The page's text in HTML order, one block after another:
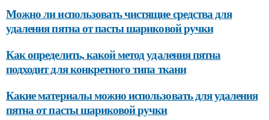
Можно ли использовать чистящие средства для
удаления пятна от пасты шариковой ручки
Как определить, какой метод удаления пятна
подходит для конкретного типа ткани
Какие материалы можно использовать для удаления
пятна от пасты шариковой ручки